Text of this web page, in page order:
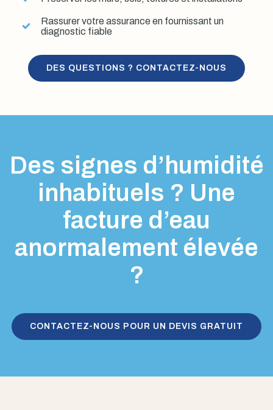
Rassurer votre assurance en fournissant un
diagnostic fiable
DES QUESTIONS ? CONTACTEZ-NOUS
Des signes d’humidité
inhabituels ? Une
facture d’eau
anormalement élevée
?
CONTACTEZ-NOUS POUR UN DEVIS GRATUIT